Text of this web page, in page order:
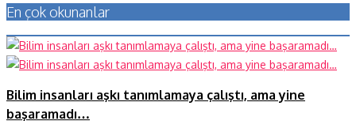
En çok okunanlar
Bilim insanları aşkı tanımlamaya çalıştı, ama yine
başaramadı…